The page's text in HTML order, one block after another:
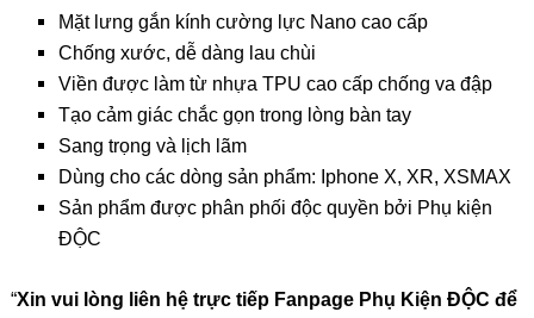
Mặt lưng gắn kính cường lực Nano cao cấp
Chống xước, dễ dàng lau chùi
Viền được làm từ nhựa TPU cao cấp chống va đập
Tạo cảm giác chắc gọn trong lòng bàn tay
Sang trọng và lịch lãm
Dùng cho các dòng sản phẩm: Iphone X, XR, XSMAX
Sản phẩm được phân phối độc quyền bởi Phụ kiện
ĐỘC
“Xin vui lòng liên hệ trực tiếp Fanpage Phụ Kiện ĐỘC để